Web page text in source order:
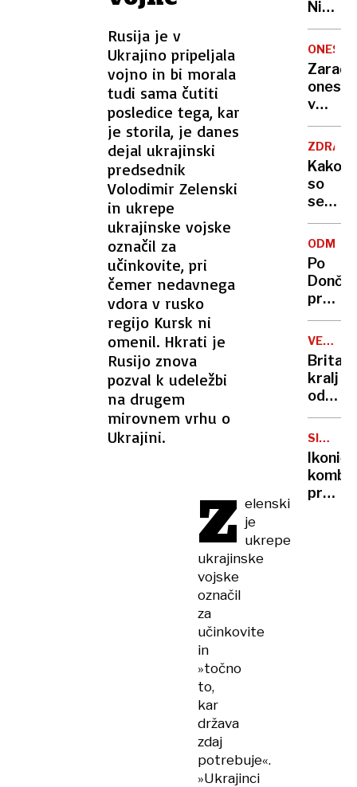
Rusija je v
Ukrajino pripeljala
vojno in bi morala
tudi sama čutiti
posledice tega, kar
je storila, je danes
dejal ukrajinski
predsednik
Volodimir Zelenski
in ukrepe
ukrajinske vojske
označil za
učinkovite, pri
čemer nedavnega
vdora v rusko
regijo Kursk ni
omenil. Hkrati je
Rusijo znova
pozval k udeležbi
na drugem
mirovnem vrhu o
Ukrajini.
Z elenski
je
ukrepe
ukrajinske
vojske
označil
za
učinkovite
in
»točno
to,
kar
država
zdaj
potrebuje«.
»Ukrajinci
Nikoli
nisem
da je
to v
moji
sploh
Zaradi
v
delu
voda
Kako
so
se
cilji
vlade
Po
Karma
je
psica,
Nico
pa
njen
sin
VELIKA
kralj
zaradi
raka
SIMBOL
kombi